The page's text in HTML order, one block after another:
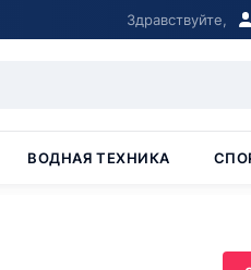
Здравствуйте,
ВОДНАЯ ТЕХНИКА